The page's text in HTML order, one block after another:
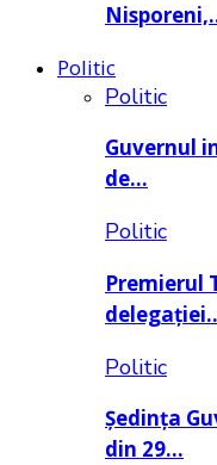
Politic
Politic
Guvernul
de…
Politic
Premierul
Politic
Ședința
din 29…